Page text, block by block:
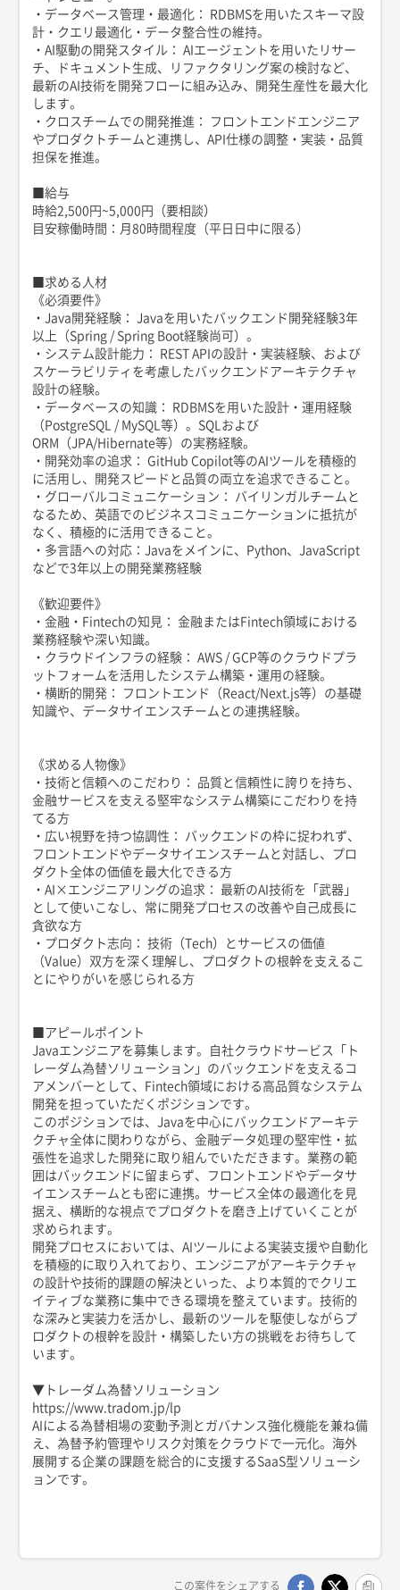
・データベース管理・最適化： RDBMSを用いたスキーマ設
計・クエリ最適化・データ整合性の維持。
・AI駆動の開発スタイル： AIエージェントを用いたリサー
チ、ドキュメント生成、リファクタリング案の検討など、
最新のAI技術を開発フローに組み込み、開発生産性を最大化
します。
・クロスチームでの開発推進： フロントエンドエンジニア
やプロダクトチームと連携し、API仕様の調整・実装・品質
担保を推進。
■給与
時給2,500円~5,000円（要相談）
目安稼働時間：月80時間程度（平日日中に限る）
■求める人材
《必須要件》
・Java開発経験： Javaを用いたバックエンド開発経験3年
以上（Spring / Spring Boot経験尚可）。
・システム設計能力： REST APIの設計・実装経験、および
スケーラビリティを考慮したバックエンドアーキテクチャ
設計の経験。
・データベースの知識： RDBMSを用いた設計・運用経験
（PostgreSQL / MySQL等）。SQLおよび
ORM（JPA/Hibernate等）の実務経験。
・開発効率の追求： GitHub Copilot等のAIツールを積極的
に活用し、開発スピードと品質の両立を追求できること。
・グローバルコミュニケーション： バイリンガルチームと
なるため、英語でのビジネスコミュニケーションに抵抗が
なく、積極的に活用できること。
・多言語への対応：Javaをメインに、Python、JavaScript
などで3年以上の開発業務経験
《歓迎要件》
・金融・Fintechの知見： 金融またはFintech領域における
業務経験や深い知識。
・クラウドインフラの経験： AWS / GCP等のクラウドプラ
ットフォームを活用したシステム構築・運用の経験。
・横断的開発： フロントエンド（React/Next.js等）の基礎
知識や、データサイエンスチームとの連携経験。
《求める人物像》
・技術と信頼へのこだわり： 品質と信頼性に誇りを持ち、
金融サービスを支える堅牢なシステム構築にこだわりを持
てる方
・広い視野を持つ協調性： バックエンドの枠に捉われず、
フロントエンドやデータサイエンスチームと対話し、プロ
ダクト全体の価値を最大化できる方
・AI×エンジニアリングの追求： 最新のAI技術を「武器」
として使いこなし、常に開発プロセスの改善や自己成長に
貪欲な方
・プロダクト志向： 技術（Tech）とサービスの価値
（Value）双方を深く理解し、プロダクトの根幹を支えるこ
とにやりがいを感じられる方
■アピールポイント
Javaエンジニアを募集します。自社クラウドサービス「ト
レーダム為替ソリューション」のバックエンドを支えるコ
アメンバーとして、Fintech領域における高品質なシステム
開発を担っていただくポジションです。
このポジションでは、Javaを中心にバックエンドアーキテ
クチャ全体に関わりながら、金融データ処理の堅牢性・拡
張性を追求した開発に取り組んでいただきます。業務の範
囲はバックエンドに留まらず、フロントエンドやデータサ
イエンスチームとも密に連携。サービス全体の最適化を見
据え、横断的な視点でプロダクトを磨き上げていくことが
求められます。
開発プロセスにおいては、AIツールによる実装支援や自動化
を積極的に取り入れており、エンジニアがアーキテクチャ
の設計や技術的課題の解決といった、より本質的でクリエ
イティブな業務に集中できる環境を整えています。技術的
な深みと実装力を活かし、最新のツールを駆使しながらプ
ロダクトの根幹を設計・構築したい方の挑戦をお待ちして
います。
▼トレーダム為替ソリューション
https://www.tradom.jp/lp
AIによる為替相場の変動予測とガバナンス強化機能を兼ね備
え、為替予約管理やリスク対策をクラウドで一元化。海外
展開する企業の課題を総合的に支援するSaaS型ソリューシ
ョンです。
この案件をシェアする